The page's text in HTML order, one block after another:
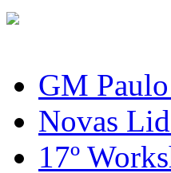
GM
Novas
17º